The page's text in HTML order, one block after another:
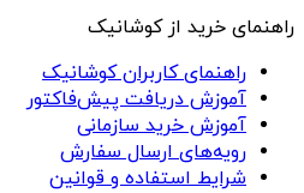
راهنمای خرید از کوشانیک
راهنمای کاربران کوشانیک
آموزش دریافت پیش‌فاکتور
آموزش خرید سازمانی
رویه‌های ارسال سفارش
شرایط استفاده و قوانین